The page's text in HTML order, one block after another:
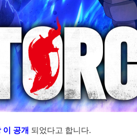
공개 되었다고 합니다.